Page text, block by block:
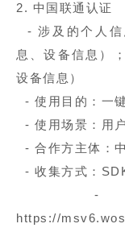
2. 中国联通认证
- 涉及的个人信
息、设备信息）
设备信息）
- 使用目的：一
- 使用场景：用
- 合作方主体：
- 收集方式：
- 官
https://